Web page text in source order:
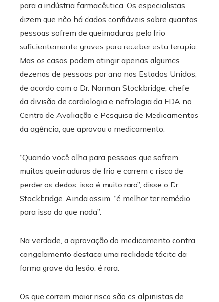
para a indústria farmacêutica. Os especialistas
dizem que não há dados confiáveis ​​sobre quantas
pessoas sofrem de queimaduras pelo frio
suficientemente graves para receber esta terapia.
Mas os casos podem atingir apenas algumas
dezenas de pessoas por ano nos Estados Unidos,
de acordo com o Dr. Norman Stockbridge, chefe
da divisão de cardiologia e nefrologia da FDA no
Centro de Avaliação e Pesquisa de Medicamentos
da agência, que aprovou o medicamento.
“Quando você olha para pessoas que sofrem
muitas queimaduras de frio e correm o risco de
perder os dedos, isso é muito raro”, disse o Dr.
Stockbridge. Ainda assim, “é melhor ter remédio
para isso do que nada”.
Na verdade, a aprovação do medicamento contra
congelamento destaca uma realidade tácita da
forma grave da lesão: é rara.
Os que correm maior risco são os alpinistas de